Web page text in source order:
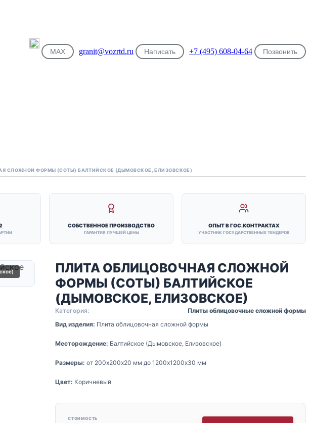
MAX granit@vozrtd.ru Написать +7 (495) 608-04-64 Позвонить
СЛОЖНОЙ ФОРМЫ (СОТЫ) БАЛТИЙСКОЕ (ДЫМОВСКОЕ, ЕЛИЗОВСКОЕ)
СОБСТВЕННОЕ ПРОИЗВОДСТВО
ГАРАНТИЯ ЛУЧШЕЙ ЦЕНЫ
ОПЫТ В ГОС.КОНТРАКТАХ
УЧАСТНИК ГОСУДАРСТВЕННЫХ ТЕНДЕРОВ
ПЛИТА ОБЛИЦОВОЧНАЯ СЛОЖНОЙ
ФОРМЫ (СОТЫ) БАЛТИЙСКОЕ
(ДЫМОВСКОЕ, ЕЛИЗОВСКОЕ)
Категория:
Плиты облицовочные сложной формы
Вид изделия: Плита облицовочная сложной формы
Месторождение: Балтийское (Дымовское, Елизовское)
Размеры: от 200х200х20 мм до 1200х1200х30 мм
Цвет: Коричневый
СТОИМОСТЬ